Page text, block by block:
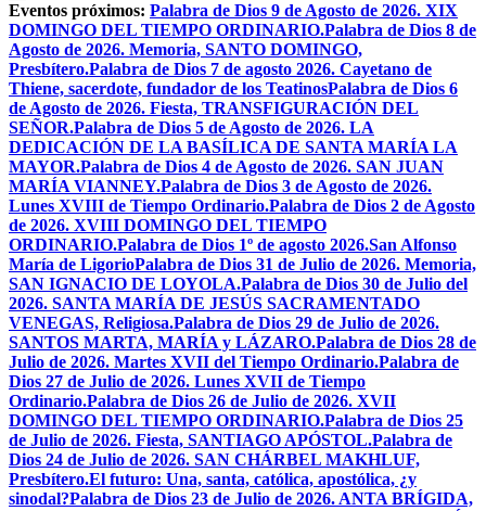
Eventos próximos: Palabra de Dios 9 de Agosto de 2026. XIX
DOMINGO DEL TIEMPO ORDINARIO.Palabra de Dios 8 de
Agosto de 2026. Memoria, SANTO DOMINGO,
Presbítero.Palabra de Dios 7 de agosto 2026. Cayetano de
Thiene, sacerdote, fundador de los TeatinosPalabra de Dios 6
de Agosto de 2026. Fiesta, TRANSFIGURACIÓN DEL
SEÑOR.Palabra de Dios 5 de Agosto de 2026. LA
DEDICACIÓN DE LA BASÍLICA DE SANTA MARÍA LA
MAYOR.Palabra de Dios 4 de Agosto de 2026. SAN JUAN
MARÍA VIANNEY.Palabra de Dios 3 de Agosto de 2026.
Lunes XVIII de Tiempo Ordinario.Palabra de Dios 2 de Agosto
de 2026. XVIII DOMINGO DEL TIEMPO
ORDINARIO.Palabra de Dios 1º de agosto 2026.San Alfonso
María de LigorioPalabra de Dios 31 de Julio de 2026. Memoria,
SAN IGNACIO DE LOYOLA.Palabra de Dios 30 de Julio del
2026. SANTA MARÍA DE JESÚS SACRAMENTADO
VENEGAS, Religiosa.Palabra de Dios 29 de Julio de 2026.
SANTOS MARTA, MARÍA y LÁZARO.Palabra de Dios 28 de
Julio de 2026. Martes XVII del Tiempo Ordinario.Palabra de
Dios 27 de Julio de 2026. Lunes XVII de Tiempo
Ordinario.Palabra de Dios 26 de Julio de 2026. XVII
DOMINGO DEL TIEMPO ORDINARIO.Palabra de Dios 25
de Julio de 2026. Fiesta, SANTIAGO APÓSTOL.Palabra de
Dios 24 de Julio de 2026. SAN CHÁRBEL MAKHLUF,
Presbítero.El futuro: Una, santa, católica, apostólica, ¿y
sinodal?Palabra de Dios 23 de Julio de 2026. ANTA BRÍGIDA,